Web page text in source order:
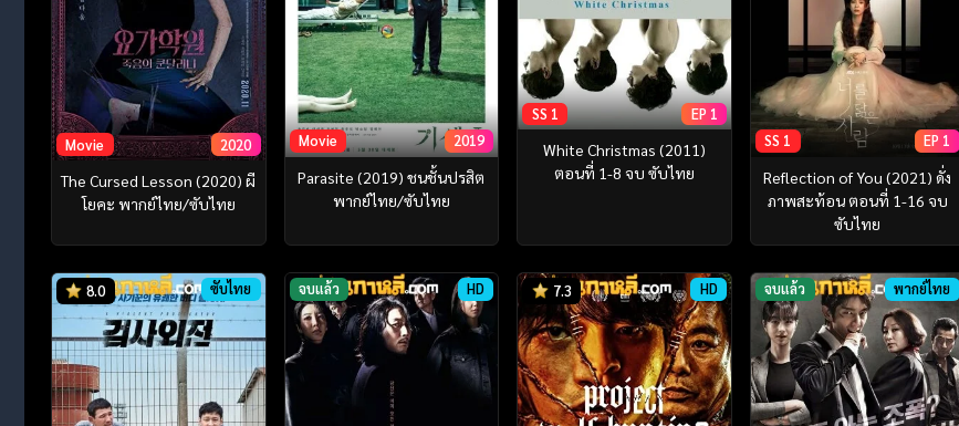
Movie 2020
The Cursed Lesson (2020) ผี
โยคะ พากย์ไทย/ซับไทย
Movie 2019
Parasite (2019) ชนชั้นปรสิต
พากย์ไทย/ซับไทย
SS 1 EP 1
White Christmas (2011)
ตอนที่ 1-8 จบ ซับไทย
SS 1 EP 1
Reflection of You (2021) ดั่ง
ภาพสะท้อน ตอนที่ 1-16 จบ
ซับไทย
8.0 ซับไทย จบแล้ว HD 7.3 HD จบแล้ว พากย์ไทย